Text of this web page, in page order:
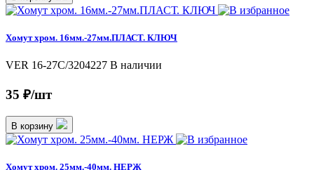
Хомут хром. 16мм.-27мм.ПЛАСТ. КЛЮЧ
VER 16-27C/3204227 В наличии
35 ₽/шт
В корзину
Хомут хром. 25мм.-40мм. НЕРЖ